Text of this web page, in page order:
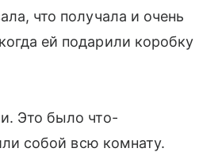
что получала и очень
ей подарили коробку
Это было что-
собой всю комнату.